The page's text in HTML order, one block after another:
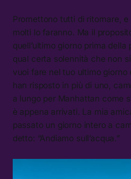
Promettono tutti di ritornare,
molti lo faranno. Ma il
quell’ultimo giorno prima della
qual certa solennità che non
vuoi fare nel tuo ultimo giorno
han risposto in più di uno,
a lungo per Manhattan come
è appena arrivati. La mia
passato un giorno intero a
detto: “Andiamo sull’acqua.”